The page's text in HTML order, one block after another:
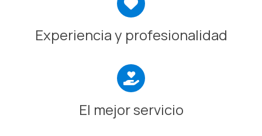
Experiencia y profesionalidad
El mejor servicio